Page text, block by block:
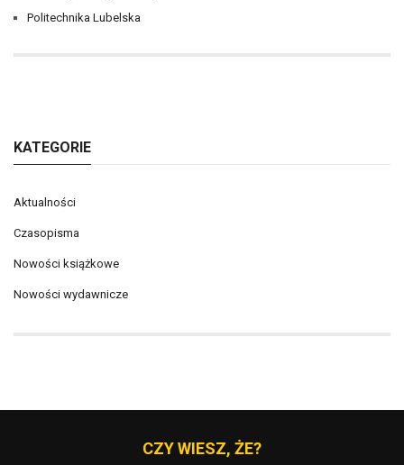
Politechnika Lubelska
KATEGORIE
Aktualności
Czasopisma
Nowości książkowe
Nowości wydawnicze
CZY WIESZ, ŻE?